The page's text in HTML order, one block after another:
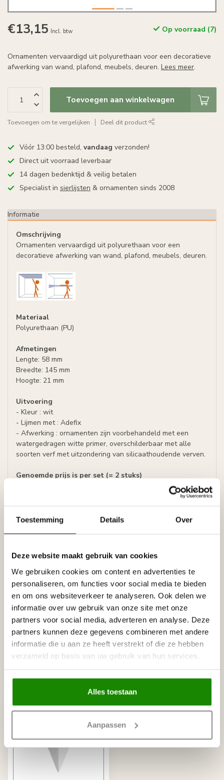
Toestemming Details Over
Deze website maakt gebruik van cookies
We gebruiken cookies om content en advertenties te
personaliseren, om functies voor social media te bieden
en om ons websiteverkeer te analyseren. Ook delen we
informatie over uw gebruik van onze site met onze
partners voor social media, adverteren en analyse. Deze
partners kunnen deze gegevens combineren met andere
informatie die u aan ze heeft verstrekt of die ze hebben
verzameld op basis van uw gebruik van hun services.
Alles toestaan
Aanpassen
€13,15 Incl. btw Op voorraad (7)
Ornamenten vervaardigd uit polyurethaan voor een decoratieve
afwerking van wand, plafond, meubels, deuren. Lees meer.
Toevoegen aan winkelwagen
Toevoegen om te vergelijken Deel dit product
Vóór 13:00 besteld, vandaag verzonden!
Direct uit voorraad leverbaar
14 dagen bedenktijd & veilig betalen
Specialist in sierlijsten & ornamenten sinds 2008
Informatie
Omschrijving
Ornamenten vervaardigd uit polyurethaan voor een
decoratieve afwerking van wand, plafond, meubels, deuren.
Materiaal
Polyurethaan (PU)
Afmetingen
Lengte: 58 mm
Breedte: 145 mm
Hoogte: 21 mm
Uitvoering
- Kleur : wit
- Lijmen met : Adefix
- Afwerking : ornamenten zijn voorbehandeld met een
watergedragen witte primer, overschilderbaar met alle
soorten verf met uitzondering van silicaathoudende verven.
Genoemde prijs is per set (= 2 stuks)
Specificaties
Leverancier
Tags
Gerelateerde producten
NMC Adefix lijmkoker 310 ml
Op voorraad
€8,95
Recent bekeken